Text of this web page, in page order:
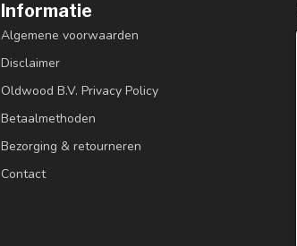
Informatie
Algemene voorwaarden
Disclaimer
Oldwood B.V. Privacy Policy
Betaalmethoden
Bezorging & retourneren
Contact